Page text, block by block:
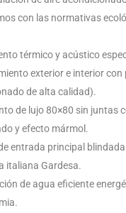
con las normativas
térmico y acústico
exterior e interior
de alta calidad).
de lujo 80×80 sin juntas
y efecto mármol.
entrada principal
italiana Gardesa.
de agua eficiente